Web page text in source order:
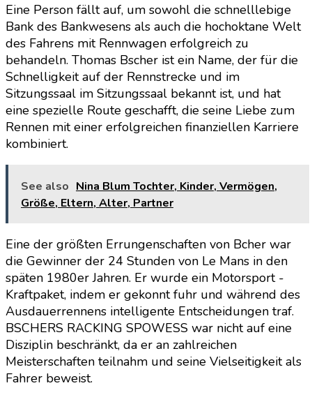
Eine Person fällt auf, um sowohl die schnelllebige
Bank des Bankwesens als auch die hochoktane Welt
des Fahrens mit Rennwagen erfolgreich zu
behandeln. Thomas Bscher ist ein Name, der für die
Schnelligkeit auf der Rennstrecke und im
Sitzungssaal im Sitzungssaal bekannt ist, und hat
eine spezielle Route geschafft, die seine Liebe zum
Rennen mit einer erfolgreichen finanziellen Karriere
kombiniert.
See also Nina Blum Tochter, Kinder, Vermögen,
Größe, Eltern, Alter, Partner
Eine der größten Errungenschaften von Bcher war
die Gewinner der 24 Stunden von Le Mans in den
späten 1980er Jahren. Er wurde ein Motorsport -
Kraftpaket, indem er gekonnt fuhr und während des
Ausdauerrennens intelligente Entscheidungen traf.
BSCHERS RACKING SPOWESS war nicht auf eine
Disziplin beschränkt, da er an zahlreichen
Meisterschaften teilnahm und seine Vielseitigkeit als
Fahrer beweist.